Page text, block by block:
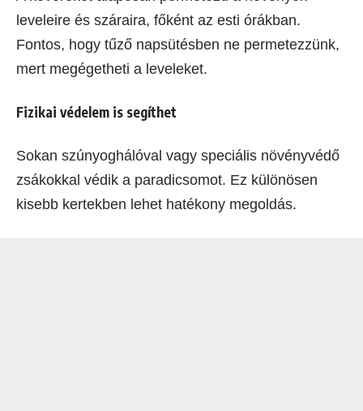
leveleire és száraira, főként az esti órákban.
Fontos, hogy tűző napsütésben ne permetezzünk,
mert megégetheti a leveleket.
Fizikai védelem is segíthet
Sokan szúnyoghálóval vagy speciális növényvédő
zsákokkal védik a paradicsomot. Ez különösen
kisebb kertekben lehet hatékony megoldás.